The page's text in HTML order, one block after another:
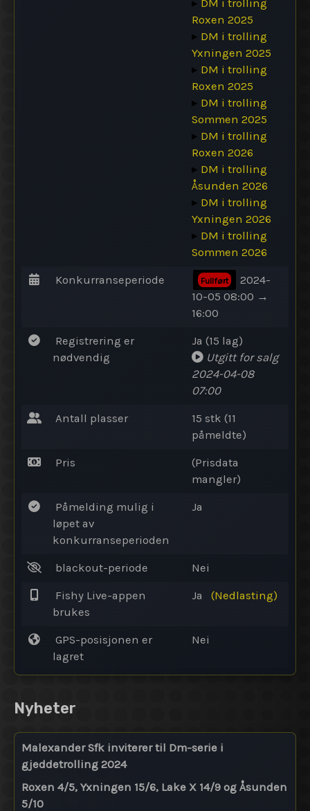
▸ DM i trolling
Roxen 2025
▸ DM i trolling
Yxningen 2025
▸ DM i trolling
Roxen 2025
▸ DM i trolling
Sommen 2025
▸ DM i trolling
Roxen 2026
▸ DM i trolling
Åsunden 2026
▸ DM i trolling
Yxningen 2026
▸ DM i trolling
Sommen 2026
Konkurranseperiode Fullført
2024-
10-05 08:00 →
16:00
Registrering er
nødvendig
Ja (15 lag)
Utgitt for salg
2024-04-08
07:00
Antall plasser
15 stk (11
påmeldte)
Pris
(Prisdata
mangler)
Påmelding mulig i
løpet av
konkurranseperioden
Ja
blackout-periode Nei
Fishy Live-appen
brukes
Ja (Nedlasting)
GPS-posisjonen er
lagret
Nei
Nyheter
Malexander Sfk inviterer til Dm-serie i
gjeddetrolling 2024
Roxen 4/5, Yxningen 15/6, Lake X 14/9 og Åsunden
5/10